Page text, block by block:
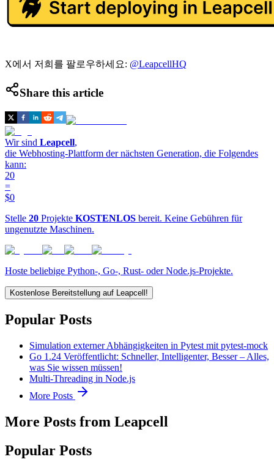
X에서 저희를 팔로우하세요: @LeapcellHQ
Share this article
Wir sind Leapcell,
die Webhosting-Plattform der nächsten Generation, die Folgendes
kann:
20
=
$0
Stelle 20 Projekte KOSTENLOS bereit. Keine Gebühren für
ungenutzte Maschinen.
Hoste beliebige Python-, Go-, Rust- oder Node.js-Projekte.
Kostenlose Bereitstellung auf Leapcell!
Popular Posts
Simulation externer Abhängigkeiten in Pytest mit pytest-mock
Go 1.24 Veröffentlicht: Schneller, Intelligenter, Besser – Alles,
was Sie wissen müssen!
Multi-Threading in Node.js
More Posts
More Posts from Leapcell
Popular Posts